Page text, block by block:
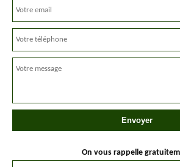
On vous rappelle